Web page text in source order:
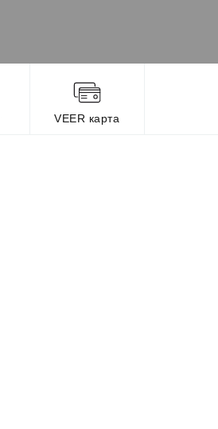
VEER карта